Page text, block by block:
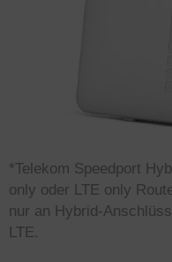
*Telekom Speedport
only oder LTE only
nur an Hybrid-
LTE.